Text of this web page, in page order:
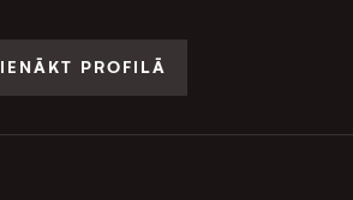
IENĀKT PROFILĀ